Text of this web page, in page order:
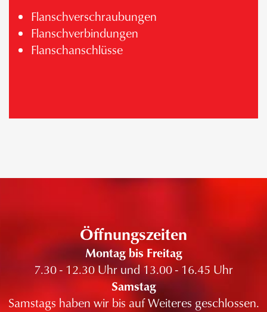
Flanschverschraubungen
Flanschverbindungen
Flanschanschlüsse
Öffnungszeiten
Montag bis Freitag
7.30 - 12.30 Uhr und 13.00 - 16.45 Uhr
Samstag
Samstags haben wir bis auf Weiteres geschlossen.